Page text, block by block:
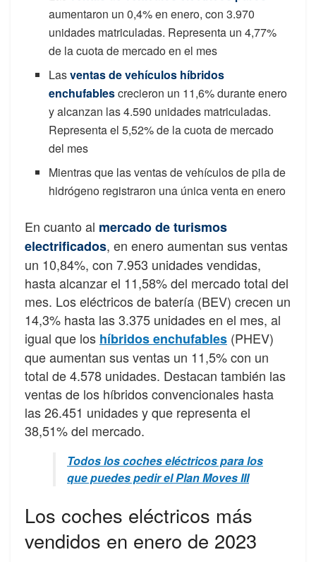
aumentaron un 0,4% en enero, con 3.970
unidades matriculadas. Representa un 4,77%
de la cuota de mercado en el mes
Lasventas de vehículos híbridos
enchufablescrecieron un 11,6% durante enero
y alcanzan las 4.590 unidades matriculadas.
Representa el 5,52% de la cuota de mercado
del mes
Mientras que las ventas de vehículos de pila de
hidrógeno registraron una única venta en enero
En cuanto al mercado de turismos
electrificados, en enero aumentan sus ventas
un 10,84%, con 7.953 unidades vendidas,
hasta alcanzar el 11,58% del mercado total del
mes. Los eléctricos de batería (BEV) crecen un
14,3% hasta las 3.375 unidades en el mes, al
igual que los híbridos enchufables (PHEV)
que aumentan sus ventas un 11,5% con un
total de 4.578 unidades. Destacan también las
ventas de los híbridos convencionales hasta
las 26.451 unidades y que representa el
38,51% del mercado.
Todos los coches eléctricos para los
que puedes pedir el Plan Moves III
Los coches eléctricos más
vendidos en enero de 2023